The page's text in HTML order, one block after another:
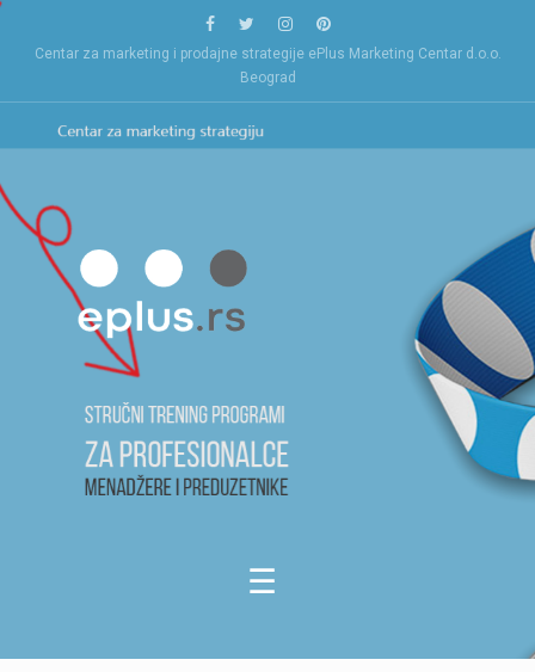
Skip
Centar za marketing i prodajne strategije ePlus Marketing Centar d.o.o.
Beograd